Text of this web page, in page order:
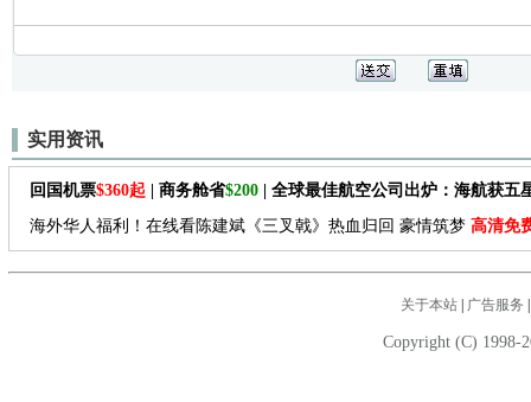
实用资讯
回国机票$360起 | 商务舱省$200 | 全球最佳航空公司出炉：海航获五
海外华人福利！在线看陈建斌《三叉戟》热血归回 豪情筑梦 高清免
关于本站| 广告服务
Copyright (C) 1998-